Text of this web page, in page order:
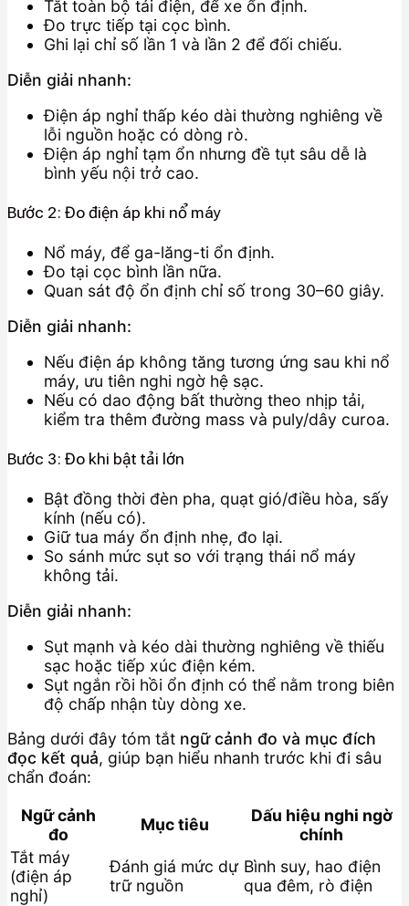
Tắt toàn bộ tải điện, để xe ổn định.
Đo trực tiếp tại cọc bình.
Ghi lại chỉ số lần 1 và lần 2 để đối chiếu.
Diễn giải nhanh:
Điện áp nghỉ thấp kéo dài thường nghiêng về
lỗi nguồn hoặc có dòng rò.
Điện áp nghỉ tạm ổn nhưng đề tụt sâu dễ là
bình yếu nội trở cao.
Bước 2: Đo điện áp khi nổ máy
Nổ máy, để ga-lăng-ti ổn định.
Đo tại cọc bình lần nữa.
Quan sát độ ổn định chỉ số trong 30–60 giây.
Diễn giải nhanh:
Nếu điện áp không tăng tương ứng sau khi nổ
máy, ưu tiên nghi ngờ hệ sạc.
Nếu có dao động bất thường theo nhịp tải,
kiểm tra thêm đường mass và puly/dây curoa.
Bước 3: Đo khi bật tải lớn
Bật đồng thời đèn pha, quạt gió/điều hòa, sấy
kính (nếu có).
Giữ tua máy ổn định nhẹ, đo lại.
So sánh mức sụt so với trạng thái nổ máy
không tải.
Diễn giải nhanh:
Sụt mạnh và kéo dài thường nghiêng về thiếu
sạc hoặc tiếp xúc điện kém.
Sụt ngắn rồi hồi ổn định có thể nằm trong biên
độ chấp nhận tùy dòng xe.
Bảng dưới đây tóm tắt ngữ cảnh đo và mục đích
đọc kết quả, giúp bạn hiểu nhanh trước khi đi sâu
chẩn đoán:
Ngữ cảnh
đo
Mục tiêu
Dấu hiệu nghi ngờ
chính
Tắt máy
(điện áp
nghỉ)
Đánh giá mức dự
trữ nguồn
Bình suy, hao điện
qua đêm, rò điện